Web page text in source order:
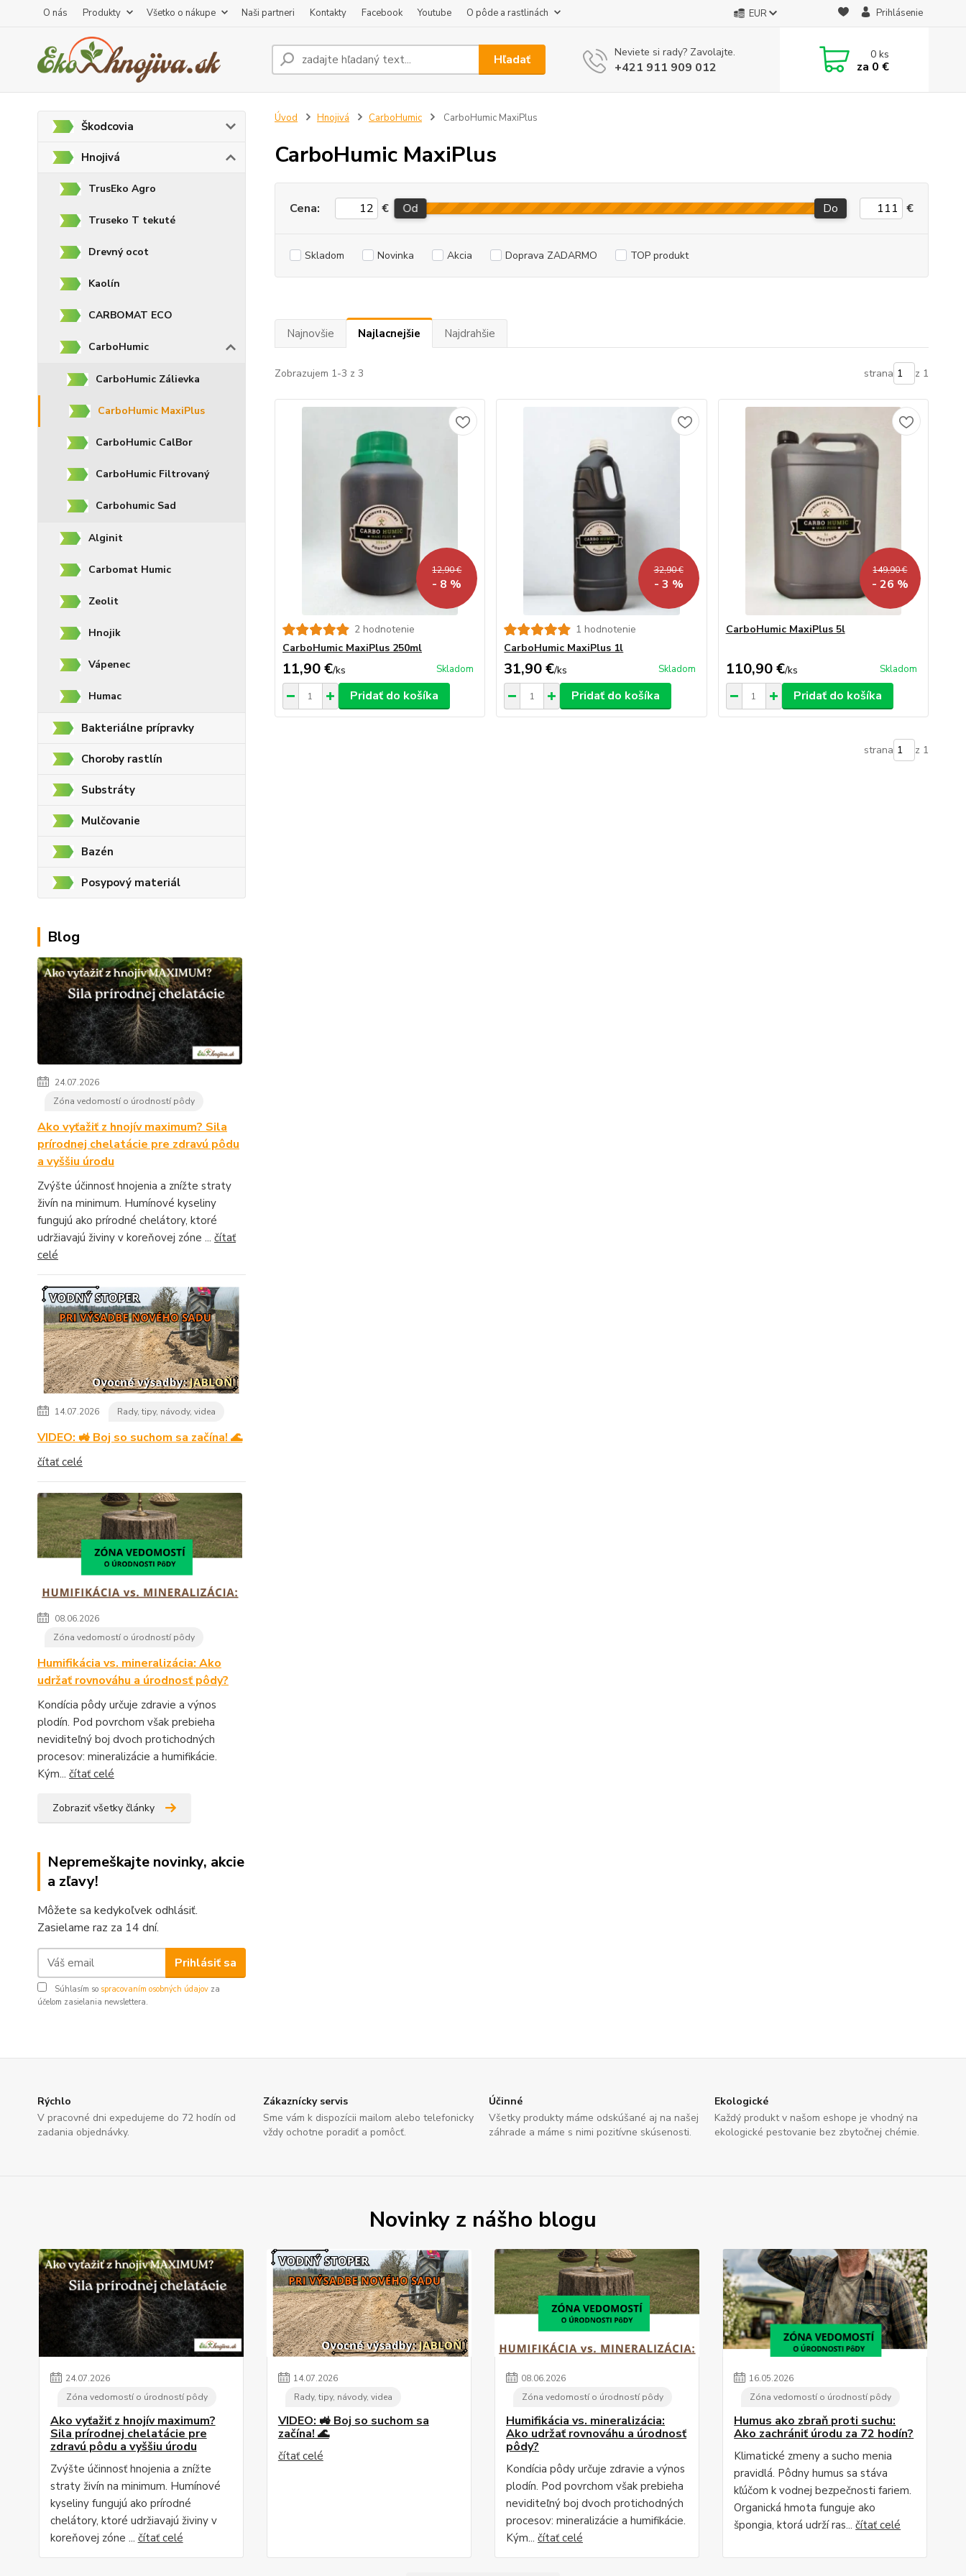
O nás Produkty Všetko o nákupe Naši partneri Kontakty Facebook Youtube O pôde a rastlinách EUR Prihlásenie
Hľadať Neviete si rady? Zavolajte.
+421 911 909 012
0ks
za 0 €
Škodcovia
Hnojivá
TrusEko Agro
Truseko T tekuté
Drevný ocot
Kaolín
CARBOMAT ECO
CarboHumic
CarboHumic Zálievka
CarboHumic MaxiPlus
CarboHumic CalBor
CarboHumic Filtrovaný
Carbohumic Sad
Alginit
Carbomat Humic
Zeolit
Hnojik
Vápenec
Humac
Bakteriálne prípravky
Choroby rastlín
Substráty
Mulčovanie
Bazén
Posypový materiál
Blog
24.07.2026
Zóna vedomostí o úrodností pôdy
Ako vyťažiť z hnojív maximum? Sila
prírodnej chelatácie pre zdravú pôdu
a vyššiu úrodu
Zvýšte účinnosť hnojenia a znížte straty
živín na minimum. Humínové kyseliny
fungujú ako prírodné chelátory, ktoré
udržiavajú živiny v koreňovej zóne ... čítať
celé
14.07.2026 Rady, tipy, návody, videa
VIDEO: 🚜 Boj so suchom sa začína! 🌊
čítať celé
08.06.2026
Zóna vedomostí o úrodností pôdy
Humifikácia vs. mineralizácia: Ako
udržať rovnováhu a úrodnosť pôdy?
Kondícia pôdy určuje zdravie a výnos
plodín. Pod povrchom však prebieha
neviditeľný boj dvoch protichodných
procesov: mineralizácie a humifikácie.
Kým... čítať celé
Zobraziť všetky články
Nepremeškajte novinky, akcie
a zľavy!
Môžete sa kedykoľvek odhlásiť.
Zasielame raz za 14 dní.
Prihlásiť sa
Súhlasím so spracovaním osobných údajov za
účelom zasielania newslettera.
Úvod Hnojivá CarboHumic CarboHumic MaxiPlus
CarboHumic MaxiPlus
Cena: € Od Do €
Skladom Novinka Akcia Doprava ZADARMO TOP produkt
Najnovšie Najlacnejšie Najdrahšie
Zobrazujem 1-3 z 3 strana z 1
12,90 €
- 8 %
2 hodnotenie
CarboHumic MaxiPlus 250ml
11,90 €/ks Skladom
Pridať do košíka
32,90 €
- 3 %
1 hodnotenie
CarboHumic MaxiPlus 1l
31,90 €/ks Skladom
Pridať do košíka
149,90 €
- 26 %
CarboHumic MaxiPlus 5l
110,90 €/ks Skladom
Pridať do košíka
strana z 1
Rýchlo
V pracovné dni expedujeme do 72 hodín od
zadania objednávky.
Zákaznícky servis
Sme vám k dispozícii mailom alebo telefonicky
vždy ochotne poradiť a pomôcť.
Účinné
Všetky produkty máme odskúšané aj na našej
záhrade a máme s nimi pozitívne skúsenosti.
Ekologické
Každý produkt v našom eshope je vhodný na
ekologické pestovanie bez zbytočnej chémie.
Novinky z nášho blogu
24.07.2026
Zóna vedomostí o úrodností pôdy
Ako vyťažiť z hnojív maximum?
Sila prírodnej chelatácie pre
zdravú pôdu a vyššiu úrodu
Zvýšte účinnosť hnojenia a znížte
straty živín na minimum. Humínové
kyseliny fungujú ako prírodné
chelátory, ktoré udržiavajú živiny v
koreňovej zóne ... čítať celé
14.07.2026
Rady, tipy, návody, videa
VIDEO: 🚜 Boj so suchom sa
začína! 🌊
čítať celé
08.06.2026
Zóna vedomostí o úrodností pôdy
Humifikácia vs. mineralizácia:
Ako udržať rovnováhu a úrodnosť
pôdy?
Kondícia pôdy určuje zdravie a výnos
plodín. Pod povrchom však prebieha
neviditeľný boj dvoch protichodných
procesov: mineralizácie a humifikácie.
Kým... čítať celé
16.05.2026
Zóna vedomostí o úrodností pôdy
Humus ako zbraň proti suchu:
Ako zachrániť úrodu za 72 hodín?
Klimatické zmeny a sucho menia
pravidlá. Pôdny humus sa stáva
kľúčom k vodnej bezpečnosti fariem.
Organická hmota funguje ako
špongia, ktorá udrží ras...čítať celé